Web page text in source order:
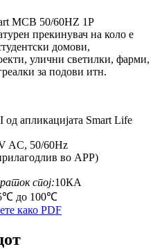
MCB 50/60HZ 1P
прекинувач на коло е
домови,
улични светилки, фарми,
за подови итн.
од апликацијата Smart Life
AC, 50/60Hz
во APP)
спој:10КА
до 100℃
како PDF